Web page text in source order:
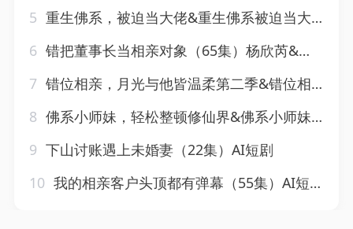
5 重生佛系，被迫当大佬&重生佛系被迫当大佬（42集）AI短剧
6 错把董事长当相亲对象（65集）杨欣芮&滕林&马治邦
7 错位相亲，月光与他皆温柔第二季&错位相亲月光与他皆温柔第二季（68集）AI短剧
8 佛系小师妹，轻松整顿修仙界&佛系小师妹轻松整顿修仙界（46集）AI短剧
9 下山讨账遇上未婚妻（22集）AI短剧
10 我的相亲客户头顶都有弹幕（55集）AI短剧